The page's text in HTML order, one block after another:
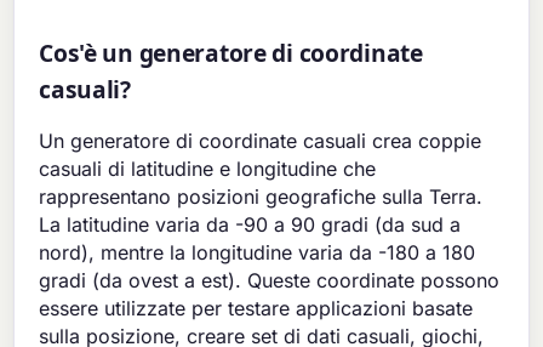
Cos'è un generatore di coordinate
casuali?
Un generatore di coordinate casuali crea coppie
casuali di latitudine e longitudine che
rappresentano posizioni geografiche sulla Terra.
La latitudine varia da -90 a 90 gradi (da sud a
nord), mentre la longitudine varia da -180 a 180
gradi (da ovest a est). Queste coordinate possono
essere utilizzate per testare applicazioni basate
sulla posizione, creare set di dati casuali, giochi,